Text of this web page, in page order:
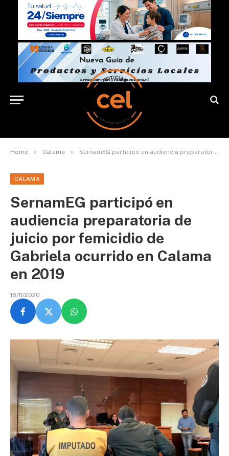
Home » Calama » SernamEG participó en audiencia preparatoria de juicio por femicidio de Gabriela ocurrido en Calama en 2019
CALAMA
SernamEG participó en
audiencia preparatoria de
juicio por femicidio de
Gabriela ocurrido en Calama
en 2019
18/11/2020